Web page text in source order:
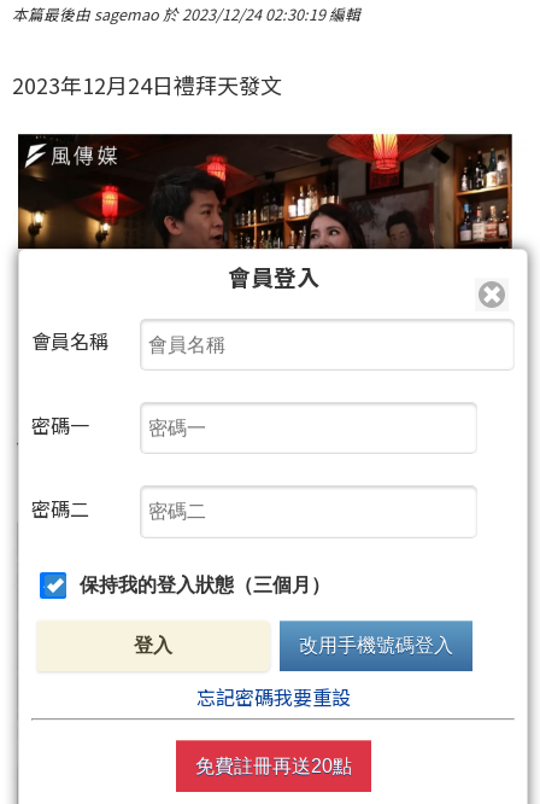
本篇最後由 sagemao 於 2023/12/24 02:30:19 編輯
2023年12月24日禮拜天發文
會員登入
會員名稱
密碼一
密碼二
保持我的登入狀態（三個月）
登入 改用手機號碼登入
忘記密碼我要重設
免費註冊再送20點